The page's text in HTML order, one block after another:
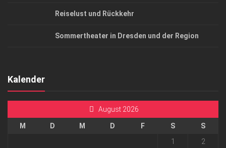
Reiselust und Rückkehr
Sommertheater in Dresden und der Region
Kalender
August 2026
M D M D F S
S
1
2